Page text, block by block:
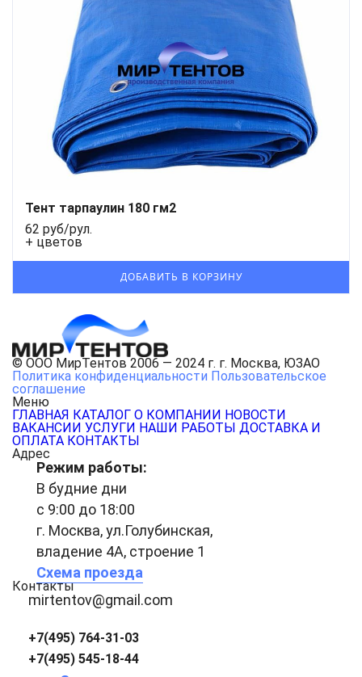
Тент тарпаулин 180 гм2
62 руб/рул.
+ цветов
© ООО МирТентов 2006 — 2024 г. г. Москва, ЮЗАО
Политика конфиденциальности Пользовательское
соглашение
Меню
ГЛАВНАЯ КАТАЛОГ О КОМПАНИИ НОВОСТИ
ВАКАНСИИ УСЛУГИ НАШИ РАБОТЫ ДОСТАВКА И
ОПЛАТА КОНТАКТЫ
Адрес
Режим работы:
В будние дни
с 9:00 до 18:00
г. Москва, ул.Голубинская,
владение 4А, строение 1
Схема проезда
Контакты
mirtentov@gmail.com
+7(495) 764-31-03
+7(495) 545-18-44